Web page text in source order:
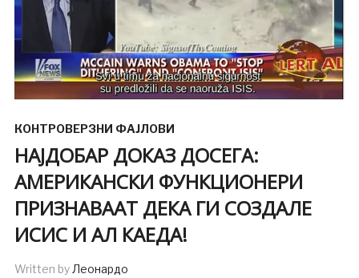
КОНТРОВЕРЗНИ ФАЈЛОВИ
НАЈДОБАР ДОКАЗ ДОСЕГА:
АМЕРИКАНСКИ ФУНКЦИОНЕРИ
ПРИЗНАВААТ ДЕКА ГИ СОЗДАЛЕ
ИСИС И АЛ КАЕДА!
Written byЛеонардо